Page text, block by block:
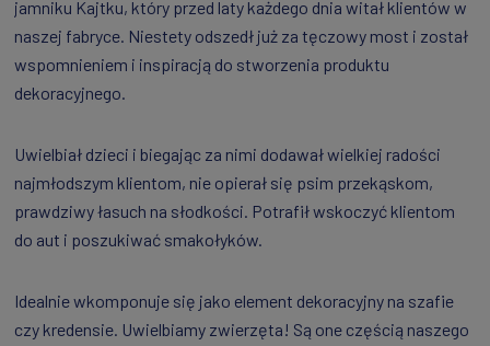
jamniku Kajtku, który przed laty każdego dnia witał klientów w
naszej fabryce. Niestety odszedł już za tęczowy most i został
wspomnieniem i inspiracją do stworzenia produktu
dekoracyjnego.
Uwielbiał dzieci i biegając za nimi dodawał wielkiej radości
najmłodszym klientom, nie opierał się psim przekąskom,
prawdziwy łasuch na słodkości. Potrafił wskoczyć klientom
do aut i poszukiwać smakołyków.
Idealnie wkomponuje się jako element dekoracyjny na szafie
czy kredensie. Uwielbiamy zwierzęta! Są one częścią naszego